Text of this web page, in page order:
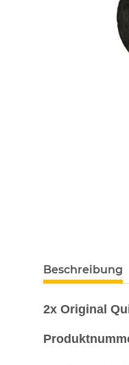
Beschreibung
2x Original